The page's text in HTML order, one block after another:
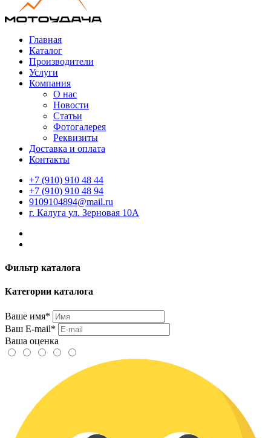
Главная
Каталог
Производители
Услуги
Компания
О нас
Новости
Статьи
Фотогалерея
Реквизиты
Доставка и оплата
Контакты
+7 (910) 910 48 44
+7 (910) 910 48 94
9109104894@mail.ru
г. Калуга ул. Зерновая 10А
Фильтр каталога
Категории каталога
Ваше имя*
Ваш E-mail*
Ваша оценка